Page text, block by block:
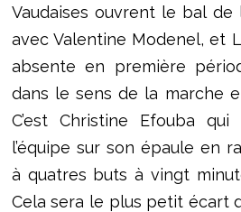
Vaudaises ouvrent le bal
avec Valentine Modenel, et
absente en première
dans le sens de la marche
C’est Christine Efouba
l’équipe sur son épaule en
à quatres buts à vingt
Cela sera le plus petit écart